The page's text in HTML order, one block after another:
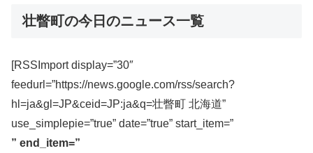
壮瞥町の今日のニュース一覧
[RSSImport display=”30″
feedurl=”https://news.google.com/rss/search?
hl=ja&gl=JP&ceid=JP:ja&q=壮瞥町 北海道”
use_simplepie=”true” date=”true” start_item=”
” end_item=”